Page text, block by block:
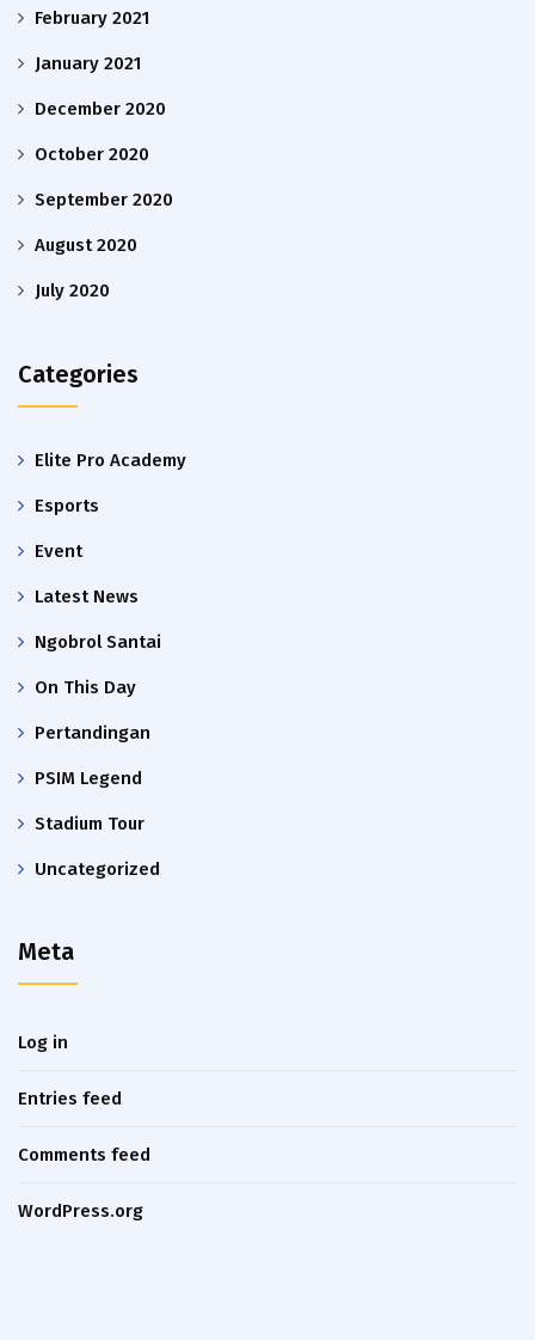
February 2021
January 2021
December 2020
October 2020
September 2020
August 2020
July 2020
Categories
Elite Pro Academy
Esports
Event
Latest News
Ngobrol Santai
On This Day
Pertandingan
PSIM Legend
Stadium Tour
Uncategorized
Meta
Log in
Entries feed
Comments feed
WordPress.org